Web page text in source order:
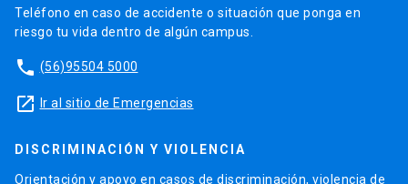
Teléfono en caso de accidente o situación que ponga en
riesgo tu vida dentro de algún campus.
phone (56)95504 5000
launch Ir al sitio de Emergencias
DISCRIMINACIÓN Y VIOLENCIA
Orientación y apoyo en casos de discriminación, violencia de